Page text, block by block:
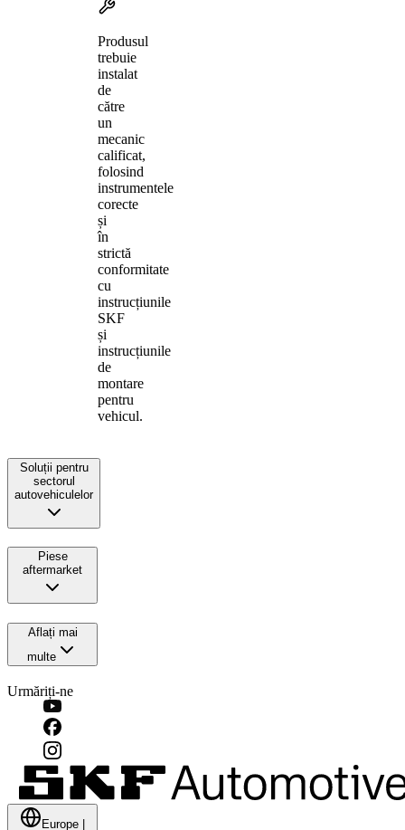
Produsul
trebuie
instalat
de
către
un
mecanic
calificat,
folosind
instrumentele
corecte
și
în
strictă
conformitate
cu
instrucțiunile
SKF
și
instrucțiunile
de
montare
pentru
vehicul.
Soluții pentru
sectorul
autovehiculelor
Piese
aftermarket
Aflați mai
multe
Urmăriți-ne
Europe